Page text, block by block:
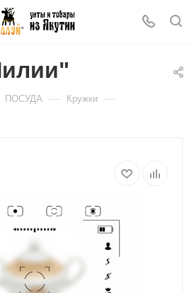
ПОСУДА — Кружки —